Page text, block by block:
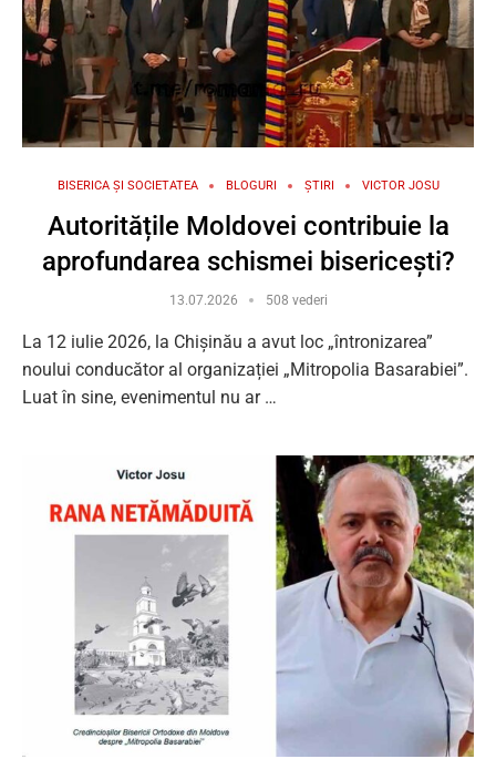
BISERICA ȘI SOCIETATEA BLOGURI ȘTIRI VICTOR JOSU
Autoritățile Moldovei contribuie la
aprofundarea schismei bisericești?
13.07.2026 508 vederi
La 12 iulie 2026, la Chișinău a avut loc „întronizarea”
noului conducător al organizației „Mitropolia Basarabiei”.
Luat în sine, evenimentul nu ar …